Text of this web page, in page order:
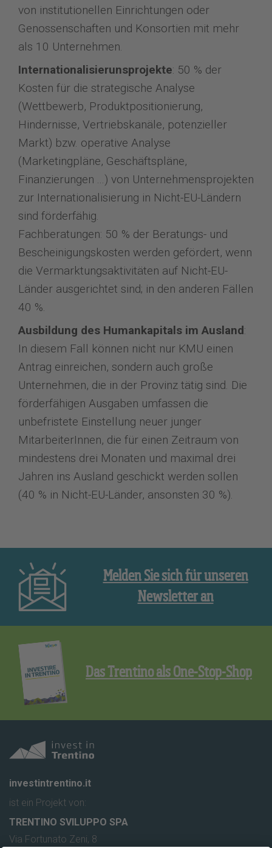
von institutionellen Einrichtungen oder
Genossenschaften und Konsortien mit mehr
als 10 Unternehmen.
Internationalisierunsprojekte: 50 % der
Kosten für die strategische Analyse
(Wettbewerb, Produktpositionierung,
Hindernisse, Vertriebskanäle, potenzieller
Markt) bzw. operative Analyse
(Marketingpläne, Geschäftspläne,
Finanzierungen ...) von Unternehmensprojekten
zur Internationalisierung in Nicht-EU-Ländern
sind förderfähig.
Fachberatungen: 50 % der Beratungs- und
Bescheinigungskosten werden gefördert, wenn
die Vermarktungsaktivitäten auf Nicht-EU-
Länder ausgerichtet sind; in den anderen Fällen
40 %.
Ausbildung des Humankapitals im Ausland:
In diesem Fall können nicht nur KMU einen
Antrag einreichen, sondern auch große
Unternehmen, die in der Provinz tätig sind. Die
förderfähigen Ausgaben umfassen die
unbefristete Einstellung neuer junger
MitarbeiterInnen, die für einen Zeitraum von
mindestens drei Monaten und maximal drei
Jahren ins Ausland geschickt werden sollen
(40 % in Nicht-EU-Länder, ansonsten 30 %).
Melden Sie sich für unseren
Newsletter an
Das Trentino als One-Stop-Shop
investintrentino.it
ist ein Projekt von:
TRENTINO SVILUPPO SPA
Via Fortunato Zeni, 8